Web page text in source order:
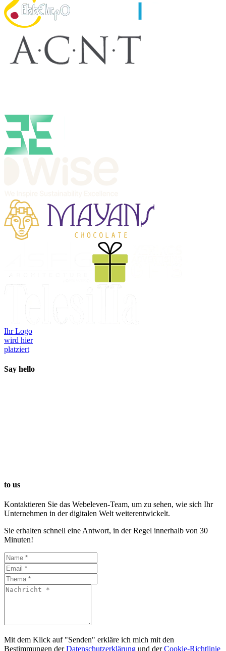
Ihr Logo
wird hier
platziert
Say hello
to us
Kontaktieren Sie das Webeleven-Team, um zu sehen, wie sich Ihr
Unternehmen in der digitalen Welt weiterentwickelt.
Sie erhalten schnell eine Antwort, in der Regel innerhalb von 30
Minuten!
Mit dem Klick auf "Senden" erkläre ich mich mit den
Bestimmungen derDatenschutzerklärung und derCookie-Richtlinie